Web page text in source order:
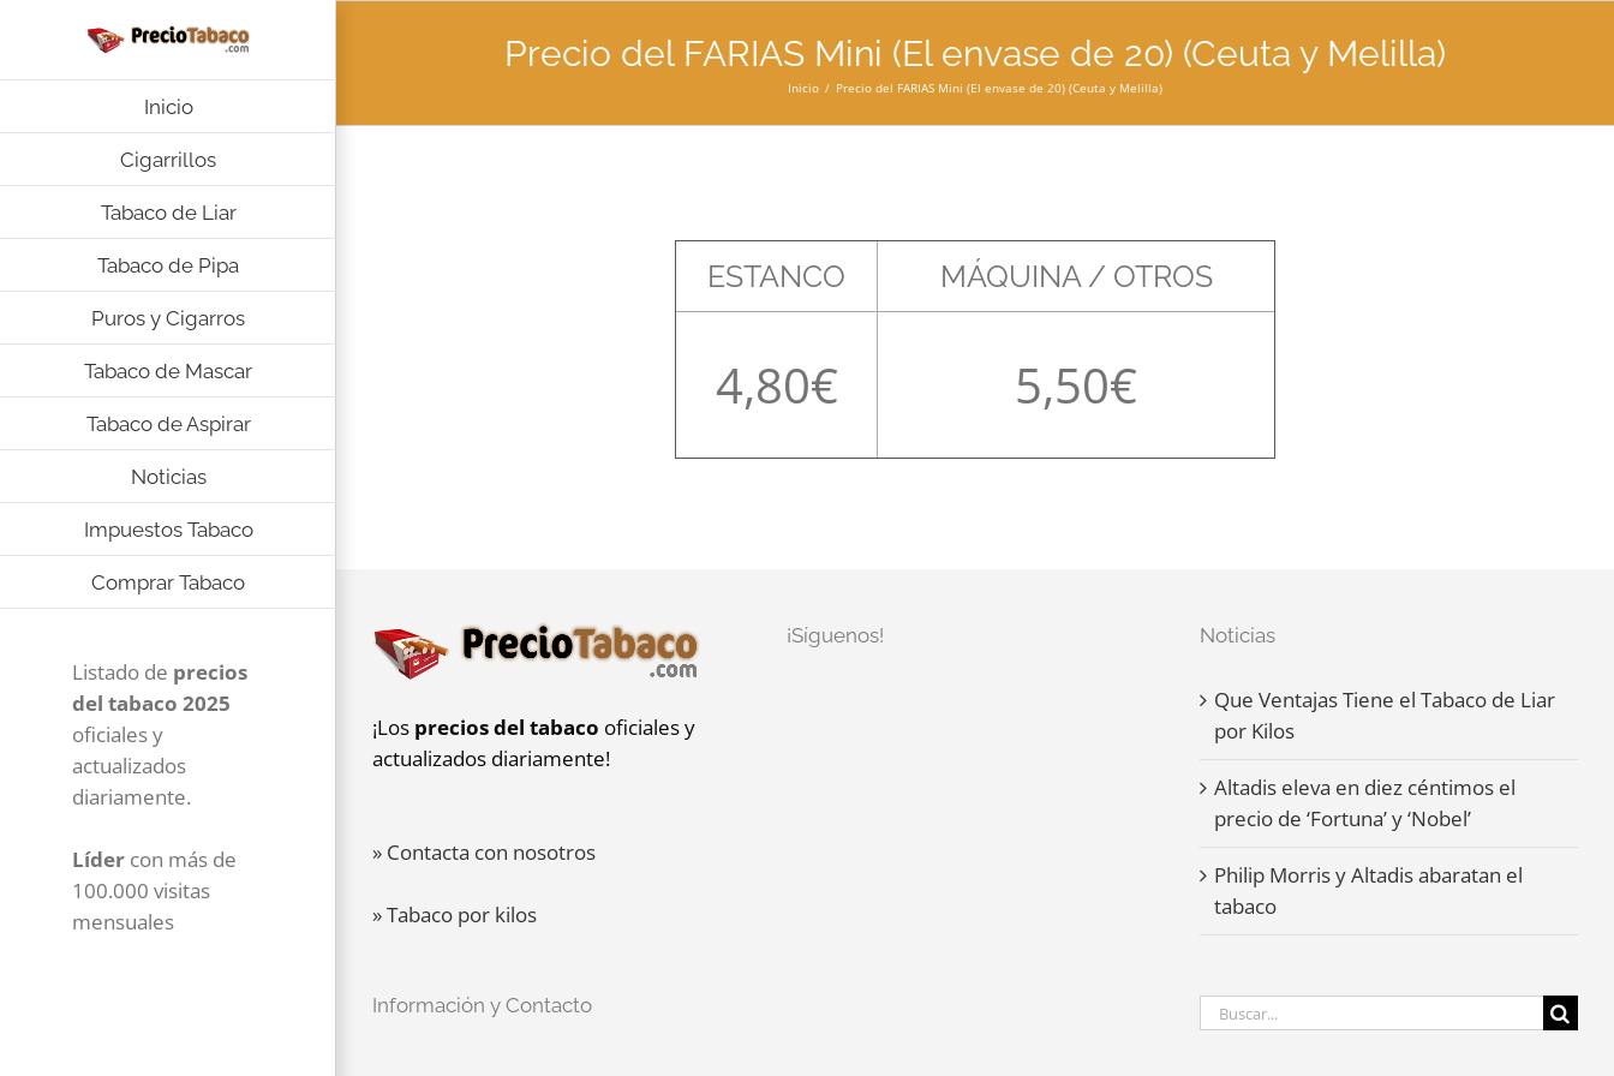
contenido
Inicio
Cigarrillos
Tabaco de Liar
Tabaco de Pipa
Puros y Cigarros
Tabaco de Mascar
Tabaco de Aspirar
Noticias
Impuestos Tabaco
Comprar Tabaco
Listado de precios
del tabaco 2025
oficiales y
actualizados
diariamente.
Líder con más de
100.000 visitas
mensuales
Precio del FARIAS Mini (El envase de 20) (Ceuta y Melilla)
Inicio Precio del FARIAS Mini (El envase de 20) (Ceuta y Melilla)
ESTANCO MÁQUINA / OTROS
4,80 5,50
¡Los precios del tabaco oficiales y
actualizados diariamente!
» Contacta con nosotros
» Tabaco por kilos
Información y Contacto
¡Síguenos! Noticias
Que Ventajas Tiene el Tabaco de Liar
por Kilos
Altadis eleva en diez céntimos el
precio de ‘Fortuna’ y ‘Nobel’
Philip Morris y Altadis abaratan el
tabaco
Buscar: